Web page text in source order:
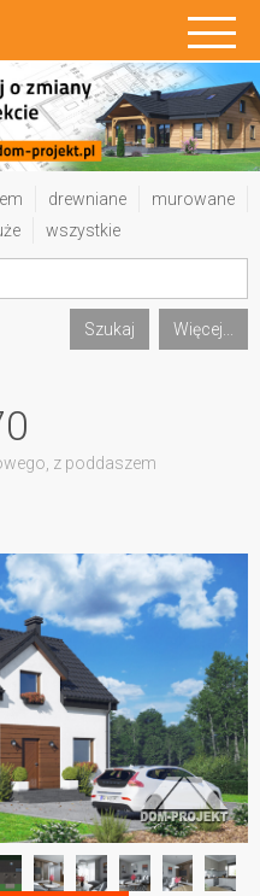
drewniane
murowane
wszystkie
Szukaj Więcej...
z poddaszem